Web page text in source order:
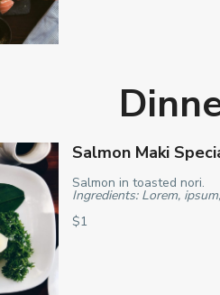
Salmon Maki
Salmon in toasted nori.
Ingredients: Lorem,
$1